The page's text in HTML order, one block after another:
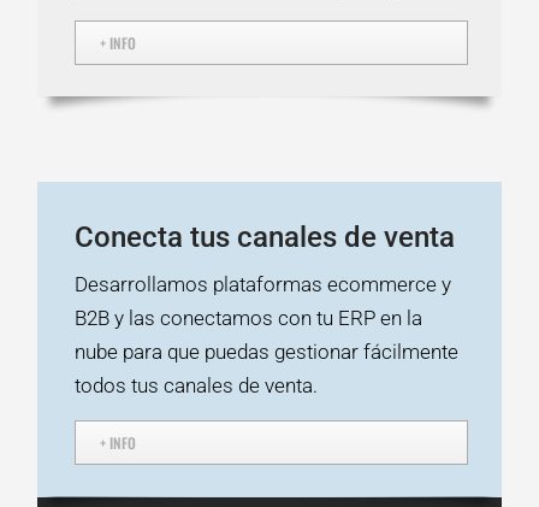
+ INFO
Conecta tus canales de venta
Desarrollamos plataformas ecommerce y
B2B y las conectamos con tu ERP en la
nube para que puedas gestionar fácilmente
todos tus canales de venta.
+ INFO